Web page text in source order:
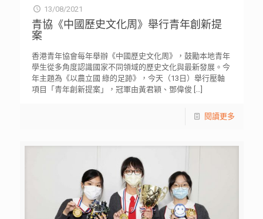
13/08/2021
青協《中國歷史文化周》舉行青年創新提
案
香港青年協會每年舉辦《中國歷史文化周》，鼓勵本地青年
學生從多角度認識國家不同領域的歷史文化與最新發展。今
年主題為《以農立國 綠的足跡》，今天（13日）舉行壓軸
項目「青年創新提案」，冠軍由黃君穎、鄧偉俊[…]
閱讀更多